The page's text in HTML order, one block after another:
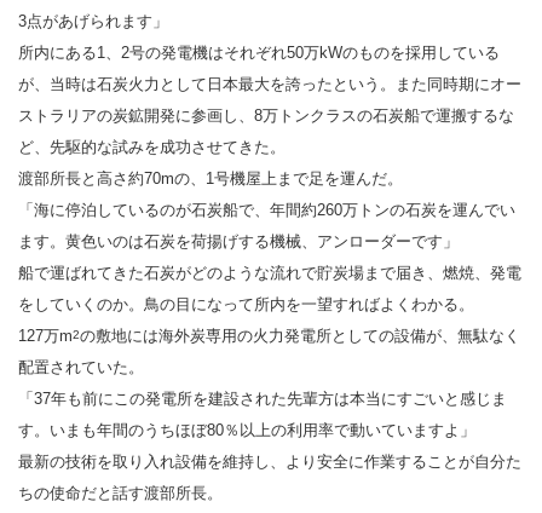
3点があげられます」
所内にある1、2号の発電機はそれぞれ50万kWのものを採用している
が、当時は石炭火力として日本最大を誇ったという。また同時期にオー
ストラリアの炭鉱開発に参画し、8万トンクラスの石炭船で運搬するな
ど、先駆的な試みを成功させてきた。
渡部所長と高さ約70mの、1号機屋上まで足を運んだ。
「海に停泊しているのが石炭船で、年間約260万トンの石炭を運んでい
ます。黄色いのは石炭を荷揚げする機械、アンローダーです」
船で運ばれてきた石炭がどのような流れで貯炭場まで届き、燃焼、発電
をしていくのか。鳥の目になって所内を一望すればよくわかる。
127万m2の敷地には海外炭専用の火力発電所としての設備が、無駄なく
配置されていた。
「37年も前にこの発電所を建設された先輩方は本当にすごいと感じま
す。いまも年間のうちほぼ80％以上の利用率で動いていますよ」
最新の技術を取り入れ設備を維持し、より安全に作業することが自分た
ちの使命だと話す渡部所長。